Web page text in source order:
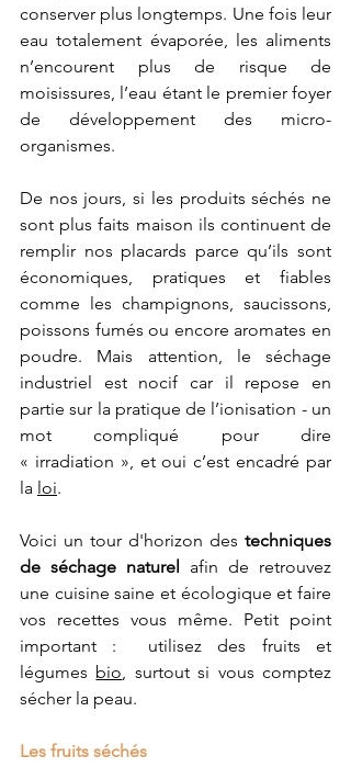
conserver plus longtemps. Une fois leur
eau totalement évaporée, les aliments
n’encourent plus de risque de
moisissures, l’eau étant le premier foyer
de développement des micro-
organismes.
De nos jours, si les produits séchés ne
sont plus faits maison ils continuent de
remplir nos placards parce qu’ils sont
économiques, pratiques et fiables
comme les champignons, saucissons,
poissons fumés ou encore aromates en
poudre. Mais attention, le séchage
industriel est nocif car il repose en
partie sur la pratique de l’ionisation - un
mot compliqué pour dire
« irradiation », et oui c’est encadré par
la loi.
Voici un tour d'horizon des techniques
de séchage naturel afin de retrouvez
une cuisine saine et écologique et faire
vos recettes vous même. Petit point
important :  utilisez des fruits et
légumes bio, surtout si vous comptez
sécher la peau.
Les fruits séchés